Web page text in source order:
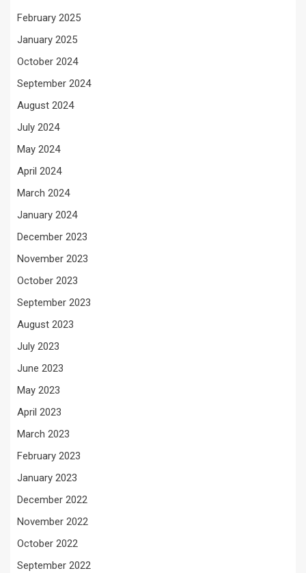
February 2025
January 2025
October 2024
September 2024
August 2024
July 2024
May 2024
April 2024
March 2024
January 2024
December 2023
November 2023
October 2023
September 2023
August 2023
July 2023
June 2023
May 2023
April 2023
March 2023
February 2023
January 2023
December 2022
November 2022
October 2022
September 2022